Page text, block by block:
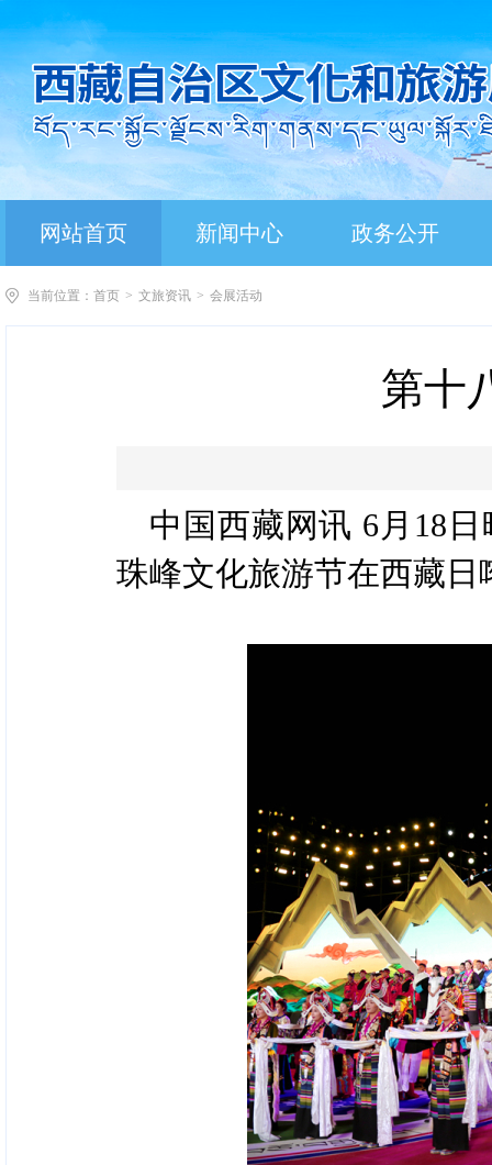
网站首页 新闻中心 政务公开
当前位置： 首页 > 文旅资讯 > 会展活动
第十
中国西藏网讯 6月18
珠峰文化旅游节在西藏